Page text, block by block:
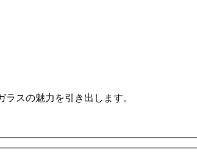
スの魅力を引き出します。